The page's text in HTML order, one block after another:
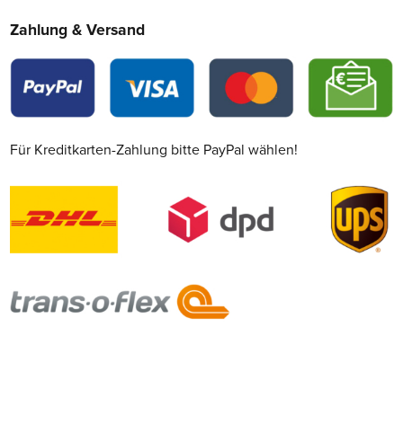
Zahlung & Versand
Für Kreditkarten-Zahlung bitte PayPal wählen!